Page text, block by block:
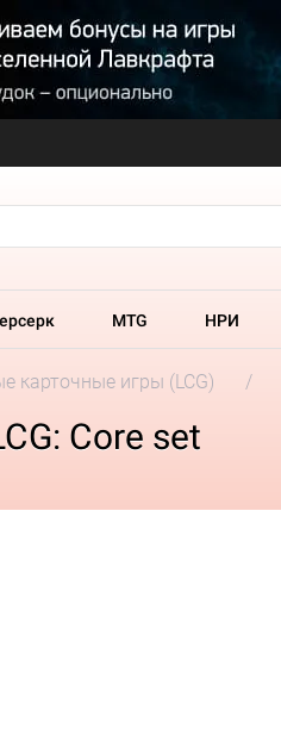
MTG НРИ
карточные игры (LCG)
Core set